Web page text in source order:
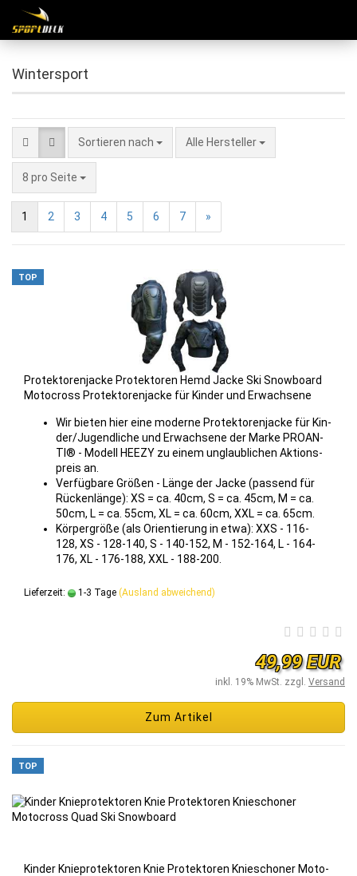
Wintersport
Sortieren nach Alle Hersteller
8 pro Seite
1 2 3 4 5 6 7 »
TOP
Pro­tek­to­ren­ja­cke Pro­tek­to­ren Hemd Jacke Ski Snow­board
Mo­to­cross Pro­tek­to­ren­ja­cke für Kin­der und Er­wach­se­ne
Wir bie­ten hier eine mo­der­ne Pro­tek­to­ren­ja­cke für Kin­
der/Ju­gend­li­che und Er­wach­se­ne der Marke PRO­AN­
TI® - Mo­dell HEEZY zu einem un­glaub­li­chen Ak­ti­ons­
preis an.
Ver­füg­ba­re Grö­ßen - Länge der Jacke (pas­send für
Rü­cken­län­ge): XS = ca. 40cm, S = ca. 45cm, M = ca.
50cm, L = ca. 55cm, XL = ca. 60cm, XXL = ca. 65cm.
Kör­per­grö­ße (als Ori­en­tie­rung in etwa): XXS - 116-​
128, XS - 128-​140, S - 140-​152, M - 152-​164, L - 164-​
176, XL - 176-​188, XXL - 188-​200.
Lieferzeit: 1-3 Tage (Ausland abweichend)
49,99 EUR
inkl. 19% MwSt. zzgl. Versand
Zum Artikel
TOP
Kin­der Knie­pro­tek­to­ren Knie Pro­tek­to­ren Knie­scho­ner Mo­to­